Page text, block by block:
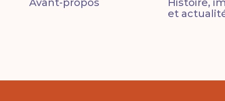
Avant-propos
Histoire,
et